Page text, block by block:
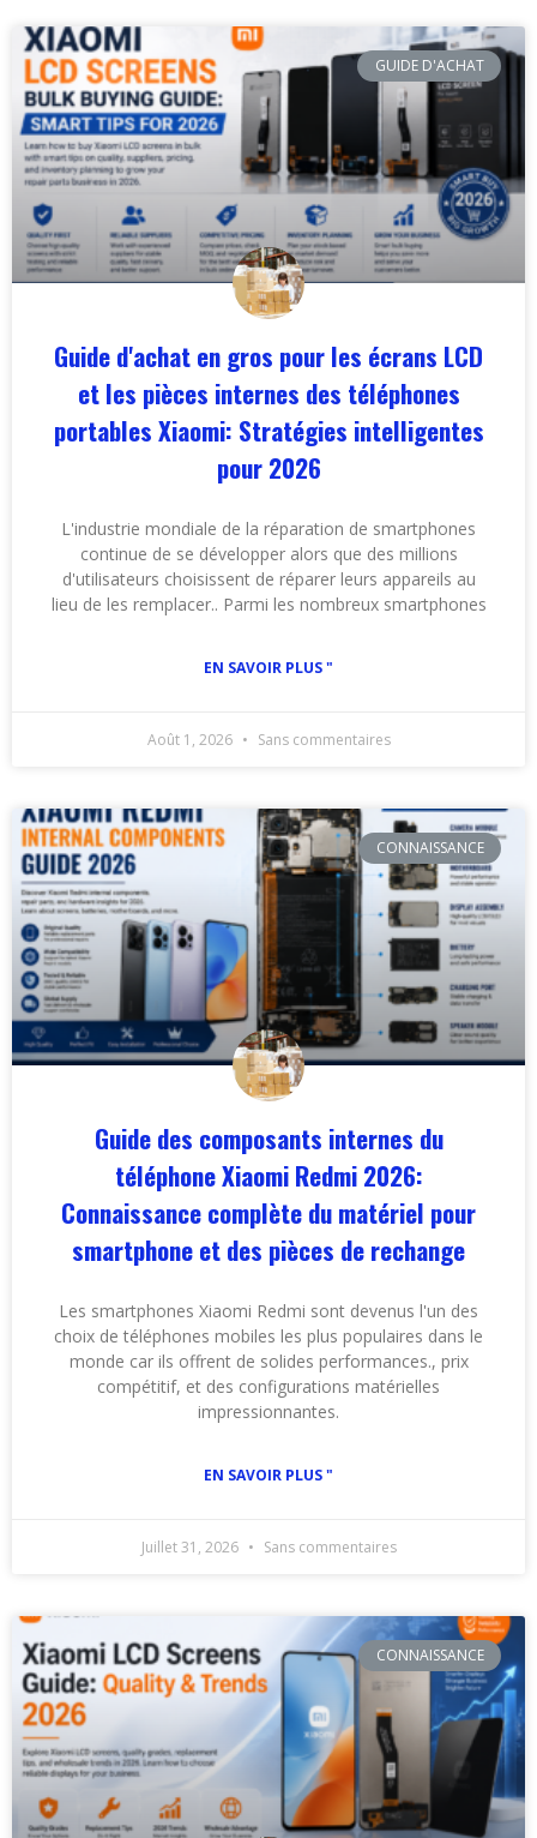
GUIDE D'ACHAT
Guide d'achat en gros pour les écrans LCD
et les pièces internes des téléphones
portables Xiaomi: Stratégies intelligentes
pour 2026
L'industrie mondiale de la réparation de smartphones
continue de se développer alors que des millions
d'utilisateurs choisissent de réparer leurs appareils au
lieu de les remplacer.. Parmi les nombreux smartphones
EN SAVOIR PLUS "
Août 1, 2026 Sans commentaires
CONNAISSANCE
Guide des composants internes du
téléphone Xiaomi Redmi 2026:
Connaissance complète du matériel pour
smartphone et des pièces de rechange
Les smartphones Xiaomi Redmi sont devenus l'un des
choix de téléphones mobiles les plus populaires dans le
monde car ils offrent de solides performances., prix
compétitif, et des configurations matérielles
impressionnantes.
EN SAVOIR PLUS "
Juillet 31, 2026 Sans commentaires
CONNAISSANCE